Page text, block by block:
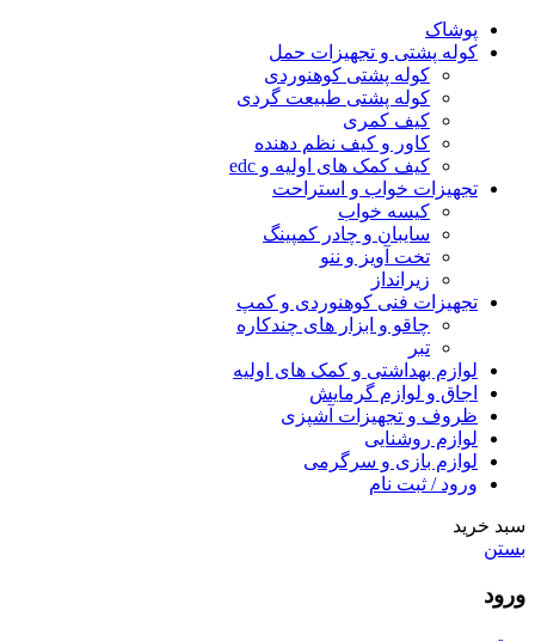
پوشاک
کوله پشتی و تجهیزات حمل
کوله پشتی کوهنوردی
کوله پشتی طبیعت گردی
کیف کمری
کاور و کیف نظم دهنده
کیف کمک های اولیه و edc
تجهیزات خواب و استراحت
کیسه خواب
سایبان و چادر کمپینگ
تخت آویز و ننو
زیرانداز
تجهیزات فنی کوهنوردی و کمپ
چاقو و ابزار های چندکاره
تبر
لوازم بهداشتی و کمک های اولیه
اجاق و لوازم گرمایش
ظروف و تجهیزات آشپزی
لوازم روشنایی
لوازم بازی و سرگرمی
ورود / ثبت نام
سبد خرید
بستن
ورود